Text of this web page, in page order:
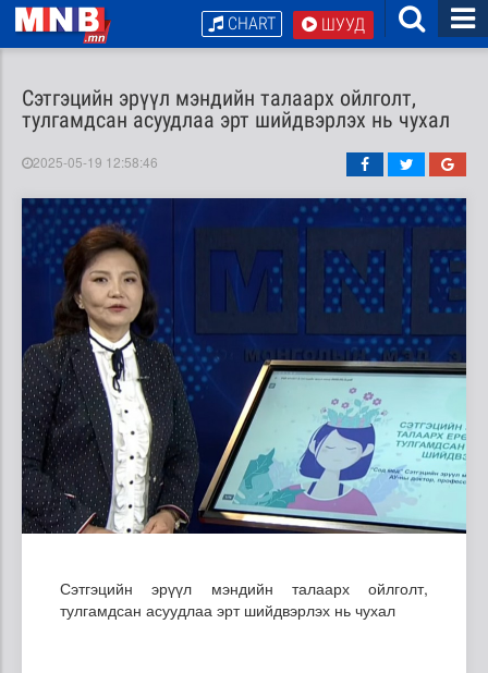
ШУУД
CHART
Сэтгэцийн эрүүл мэндийн талаарх ойлголт,
тулгамдсан асуудлаа эрт шийдвэрлэх нь чухал
2025-05-19 12:58:46
Сэтгэцийн эрүүл мэндийн талаарх ойлголт,
тулгамдсан асуудлаа эрт шийдвэрлэх нь чухал